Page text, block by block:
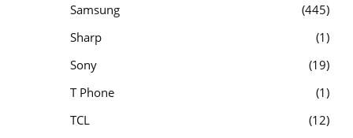
Samsung
445
Sharp
1
Sony
19
T Phone
1
TCL
12